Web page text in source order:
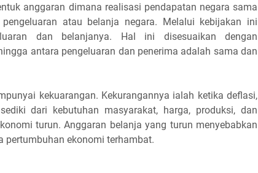
anggaran dimana realisasi pendapatan negara sama
atau belanja negara. Melalui kebijakan ini
dan belanjanya. Hal ini disesuaikan dengan
antara pengeluaran dan penerima adalah sama dan
kekuarangan. Kekurangannya ialah ketika deflasi,
dari kebutuhan masyarakat, harga, produksi, dan
turun. Anggaran belanja yang turun menyebabkan
pertumbuhan ekonomi terhambat.